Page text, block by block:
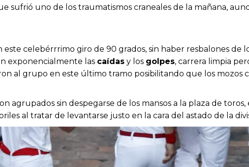
sufrió uno de los traumatismos craneales de la mañana,
este celebérrrimo giro de 90 grados, sin haber resbalones
exponencialmente las caídas y los golpes, carrera limpia
al grupo en este último tramo posibilitando que los mozos
agrupados sin despegarse de los mansos a la plaza de
al tratar de levantarse justo en la cara del astado de la